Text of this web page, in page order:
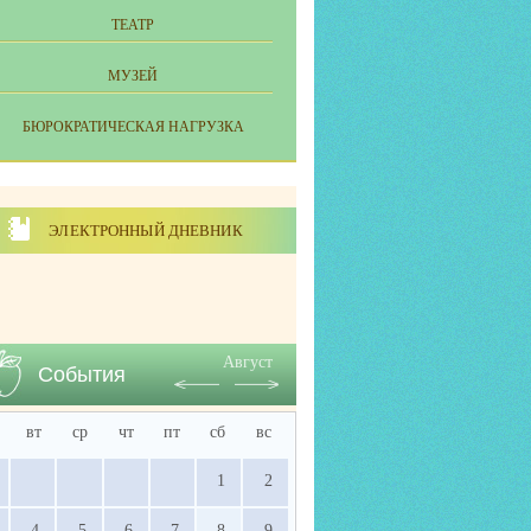
ТЕАТР
МУЗЕЙ
БЮРОКРАТИЧЕСКАЯ НАГРУЗКА
ЭЛЕКТРОННЫЙ ДНЕВНИК
События
Август
вт ср чт пт сб вс
1 2